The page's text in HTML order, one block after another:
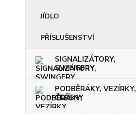
JÍDLO
PŘÍSLUŠENSTVÍ
SIGNALIZÁTORY,
SWINGERY
PODBĚRÁKY, VEZÍRKY,
ČEŘENY